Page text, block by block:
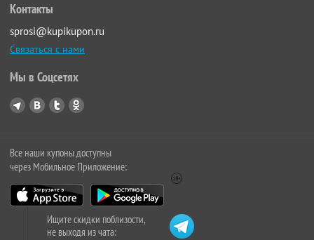
Контакты
sprosi@kupikupon.ru
Связаться с нами
Мы в Соцсетях
Все наши купоны доступны
через Мобильное Приложение:
Ищите скидки поблизости,
не выходя из чата: